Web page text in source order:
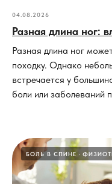
04.08.2026
Разная длина ног:
Разная длина ног
походку. Однако
встречается у
боли или заболеваний
БОЛЬ В СПИНЕ